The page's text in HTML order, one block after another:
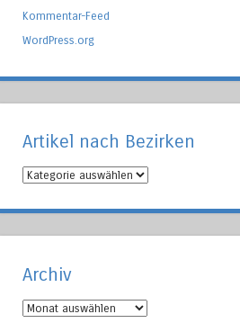
Kommentar-Feed
WordPress.org
Artikel nach Bezirken
Artikel
Bezirken
Archiv
Archiv